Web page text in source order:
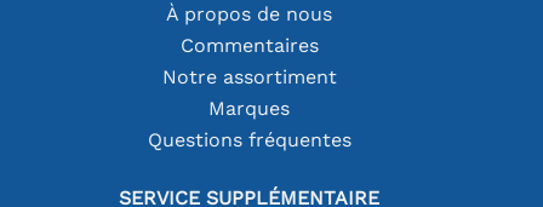
À propos de nous
Commentaires
Notre assortiment
Marques
Questions fréquentes
SERVICE SUPPLÉMENTAIRE